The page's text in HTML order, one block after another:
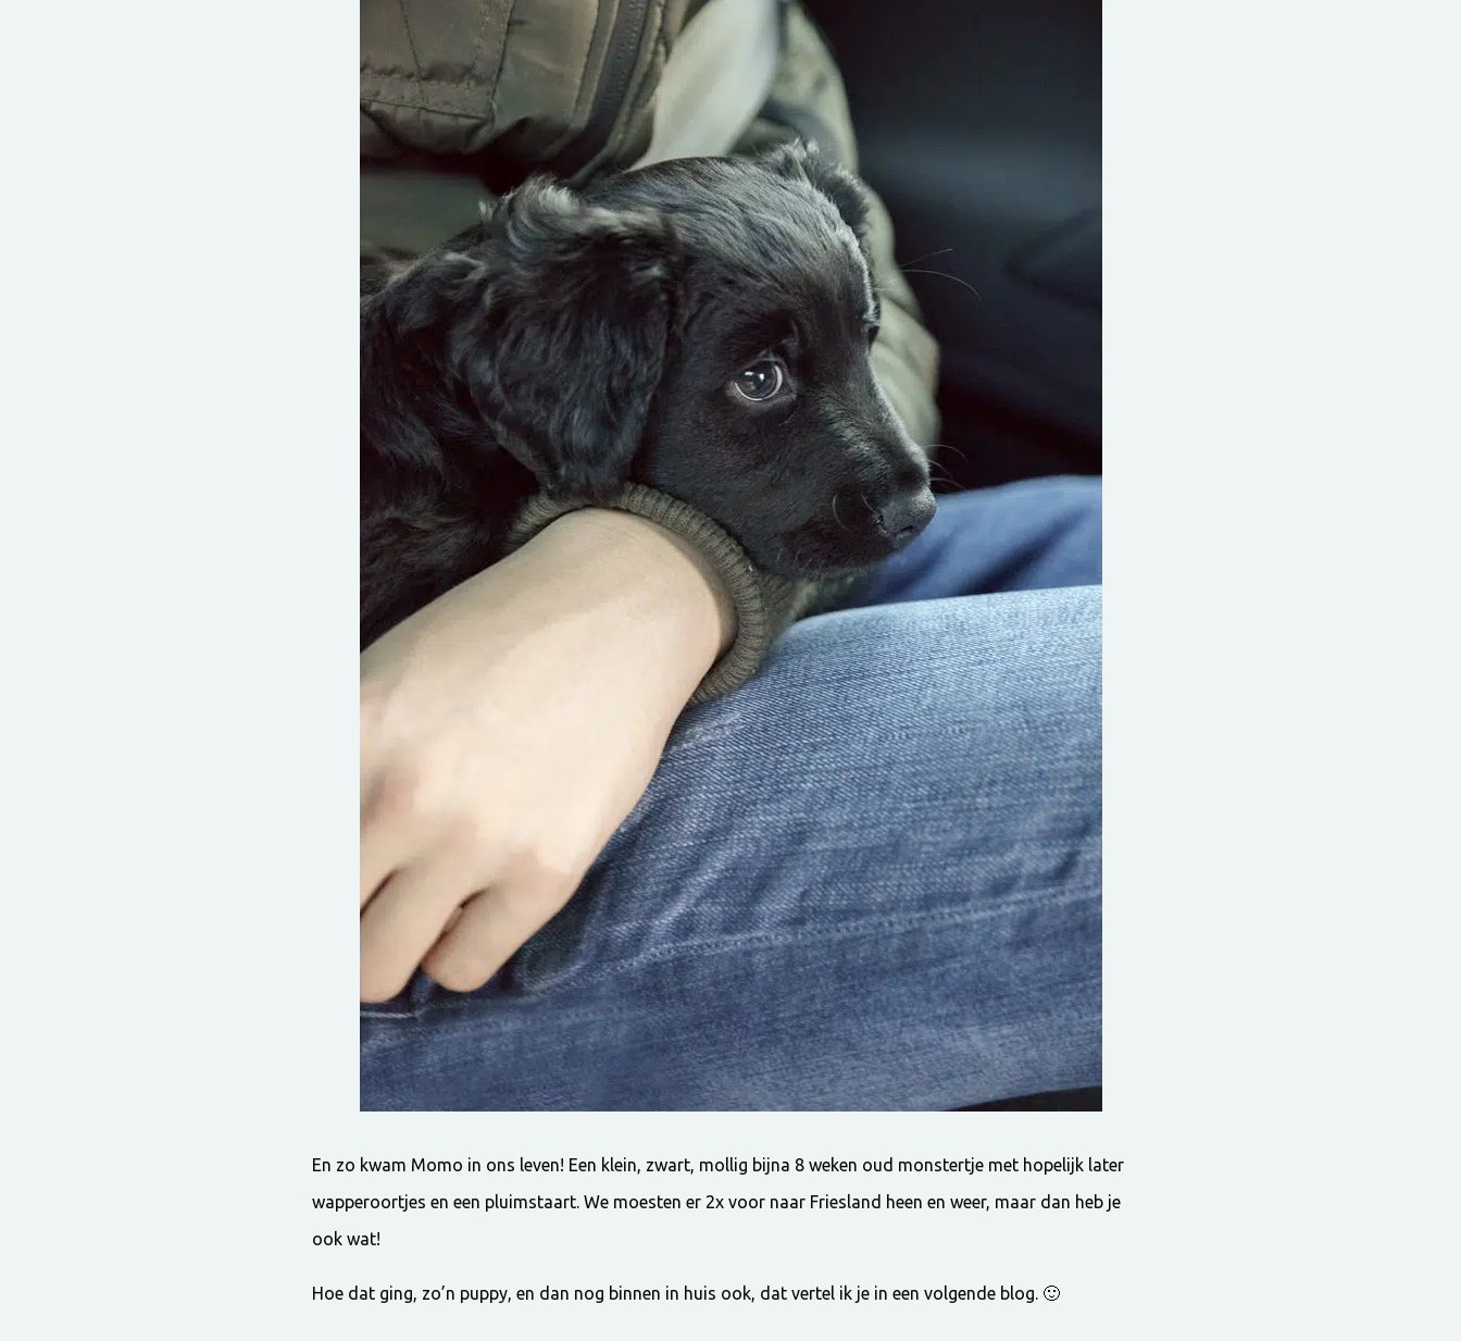
En zo kwam Momo in ons leven! Een klein, zwart, mollig bijna 8 weken oud monstertje met hopelijk later
wapperoortjes en een pluimstaart. We moesten er 2x voor naar Friesland heen en weer, maar dan heb je
ook wat!
Hoe dat ging, zo’n puppy, en dan nog binnen in huis ook, dat vertel ik je in een volgende blog. 🙂